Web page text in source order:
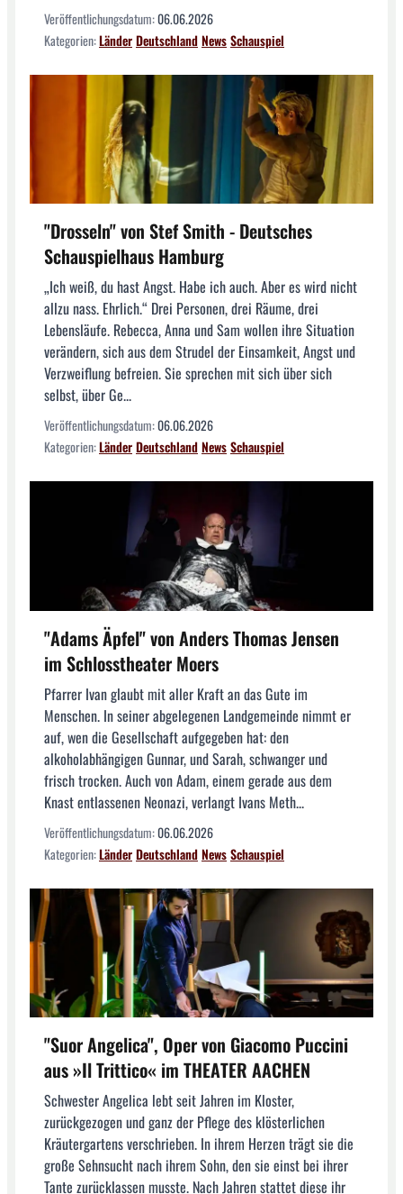
Veröffentlichungsdatum:06.06.2026
Kategorien:LänderDeutschlandNewsSchauspiel
"Drosseln" von Stef Smith - Deutsches
Schauspielhaus Hamburg
„Ich weiß, du hast Angst. Habe ich auch. Aber es wird nicht
allzu nass. Ehrlich.“ Drei Personen, drei Räume, drei
Lebensläufe. Rebecca, Anna und Sam wollen ihre Situation
verändern, sich aus dem Strudel der Einsamkeit, Angst und
Verzweiflung befreien. Sie sprechen mit sich über sich
selbst, über Ge...
Veröffentlichungsdatum:06.06.2026
Kategorien:LänderDeutschlandNewsSchauspiel
"Adams Äpfel" von Anders Thomas Jensen
im Schlosstheater Moers
Pfarrer Ivan glaubt mit aller Kraft an das Gute im
Menschen. In seiner abgelegenen Landgemeinde nimmt er
auf, wen die Gesellschaft aufgegeben hat: den
alkoholabhängigen Gunnar, und Sarah, schwanger und
frisch trocken. Auch von Adam, einem gerade aus dem
Knast entlassenen Neonazi, verlangt Ivans Meth...
Veröffentlichungsdatum:06.06.2026
Kategorien:LänderDeutschlandNewsSchauspiel
"Suor Angelica", Oper von Giacomo Puccini
aus »Il Trittico« im THEATER AACHEN
Schwester Angelica lebt seit Jahren im Kloster,
zurückgezogen und ganz der Pflege des klösterlichen
Kräutergartens verschrieben. In ihrem Herzen trägt sie die
große Sehnsucht nach ihrem Sohn, den sie einst bei ihrer
Tante zurücklassen musste. Nach Jahren stattet diese ihr